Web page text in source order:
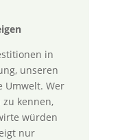
in
unseren
Umwelt. Wer
kennen,
würden
nur